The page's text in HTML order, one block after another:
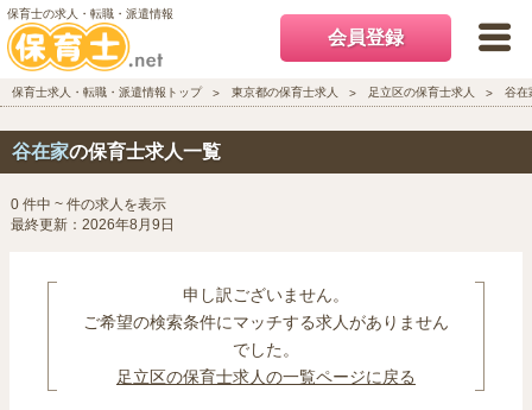
保育士の求人・転職・派遣情報
会員登録
保育士求人・転職・派遣情報トップ 東京都の保育士求人 足立区の保育士求人 谷在
谷在家の保育士求人一覧
0 件中 ~ 件の求人を表示
最終更新：2026年8月9日
申し訳ございません。
ご希望の検索条件にマッチする求人がありません
でした。
足立区の保育士求人の一覧ページに戻る